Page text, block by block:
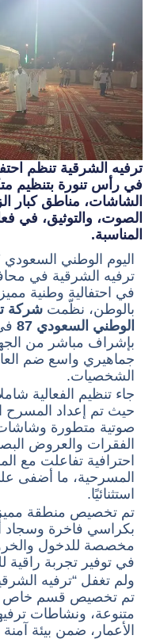
في رأس تنورة بتنظيم
الشاشات، مناطق كبار
الصوت، والتوثيق، في
المناسبة.
ترفيه الشرقية في
في احتفالية وطنية
بالوطن، نظّمتشركة
الوطني السعودي 87
بإشراف مباشر من
جماهيري واسع ضم
الشخصيات.
جاء تنظيم الفعالية
حيث تم إعداد المسرح
الفقرات والعروض
احترافية تفاعلت مع
المسرحية، ما أضفى
استثنائيًا.
تم تخصيص منطقة
بكراسي فاخرة وسجاد
مخصصة للدخول
في توفير تجربة
ولم تغفل “ترفيه
تم تخصيص قسم خاص
متنوعة، ونشاطات
الأعمار، ضمن بيئة